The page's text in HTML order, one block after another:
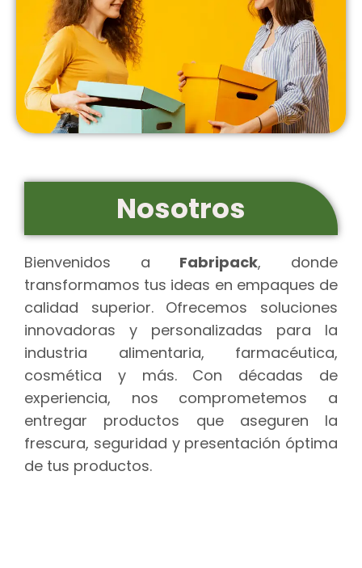
Nosotros
Bienvenidos a Fabripack, donde
transformamos tus ideas en empaques de
calidad superior. Ofrecemos soluciones
innovadoras y personalizadas para la
industria alimentaria, farmacéutica,
cosmética y más. Con décadas de
experiencia, nos comprometemos a
entregar productos que aseguren la
frescura, seguridad y presentación óptima
de tus productos.